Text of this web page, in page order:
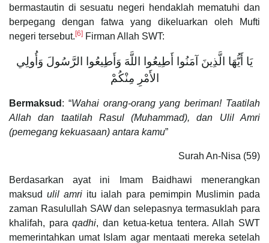
bermastautin di sesuatu negeri hendaklah mematuhi dan
berpegang dengan fatwa yang dikeluarkan oleh Mufti
negeri tersebut.[6] Firman Allah SWT:
يَا أَيُّهَا الَّذِينَ آمَنُوا أَطِيعُوا اللَّهَ وَأَطِيعُوا الرَّسُولَ وَأُولِي
الأَمْرِ مِنْكُمْ
Bermaksud : “Wahai orang-orang yang beriman! Taatilah
Allah dan taatilah Rasul (Muhammad), dan Ulil Amri
(pemegang kekuasaan) antara kamu”
Surah An-Nisa (59)
Berdasarkan ayat ini Imam Baidhawi menerangkan
maksud ulil amri itu ialah para pemimpin Muslimin pada
zaman Rasulullah SAW dan selepasnya termasuklah para
khalifah, paraqadhi, dan ketua-ketua tentera. Allah SWT
memerintahkan umat Islam agar mentaati mereka setelah